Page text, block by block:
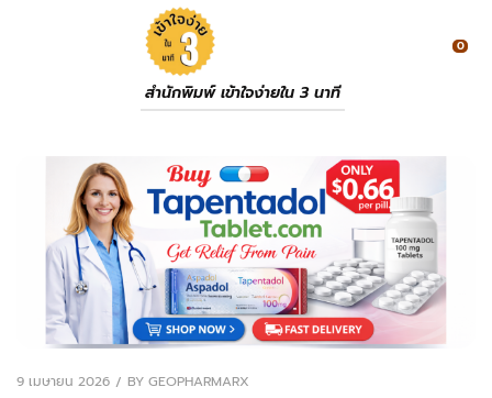
สำนักพิมพ์ เข้าใจง่ายใน 3 นาที
0
9 เมษายน 2026 BY GEOPHARMARX